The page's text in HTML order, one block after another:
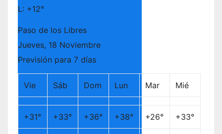
L: +12°
Paso de los Libres
Jueves, 18 Noviembre
Previsión para 7 días
Vie Sáb Dom Lun Mar Mié
+31° +33° +36° +38° +26° +33°